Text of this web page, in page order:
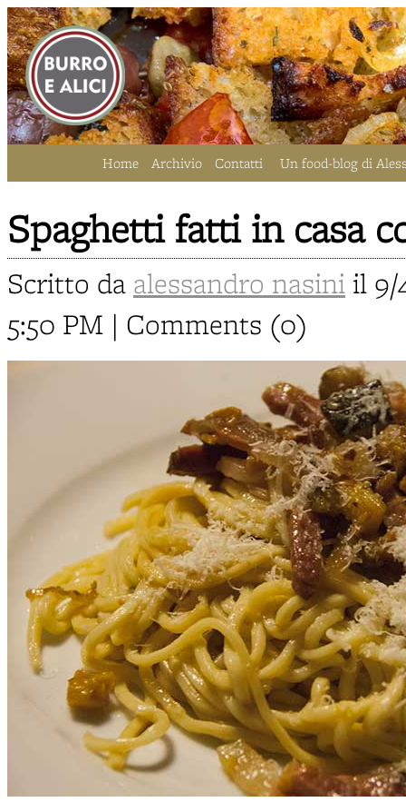
Home Archivio Contatti Un food-blog di
Spaghetti fatti in casa
Scritto da alessandro nasini il 9/
5:50 PM | Comments (0)